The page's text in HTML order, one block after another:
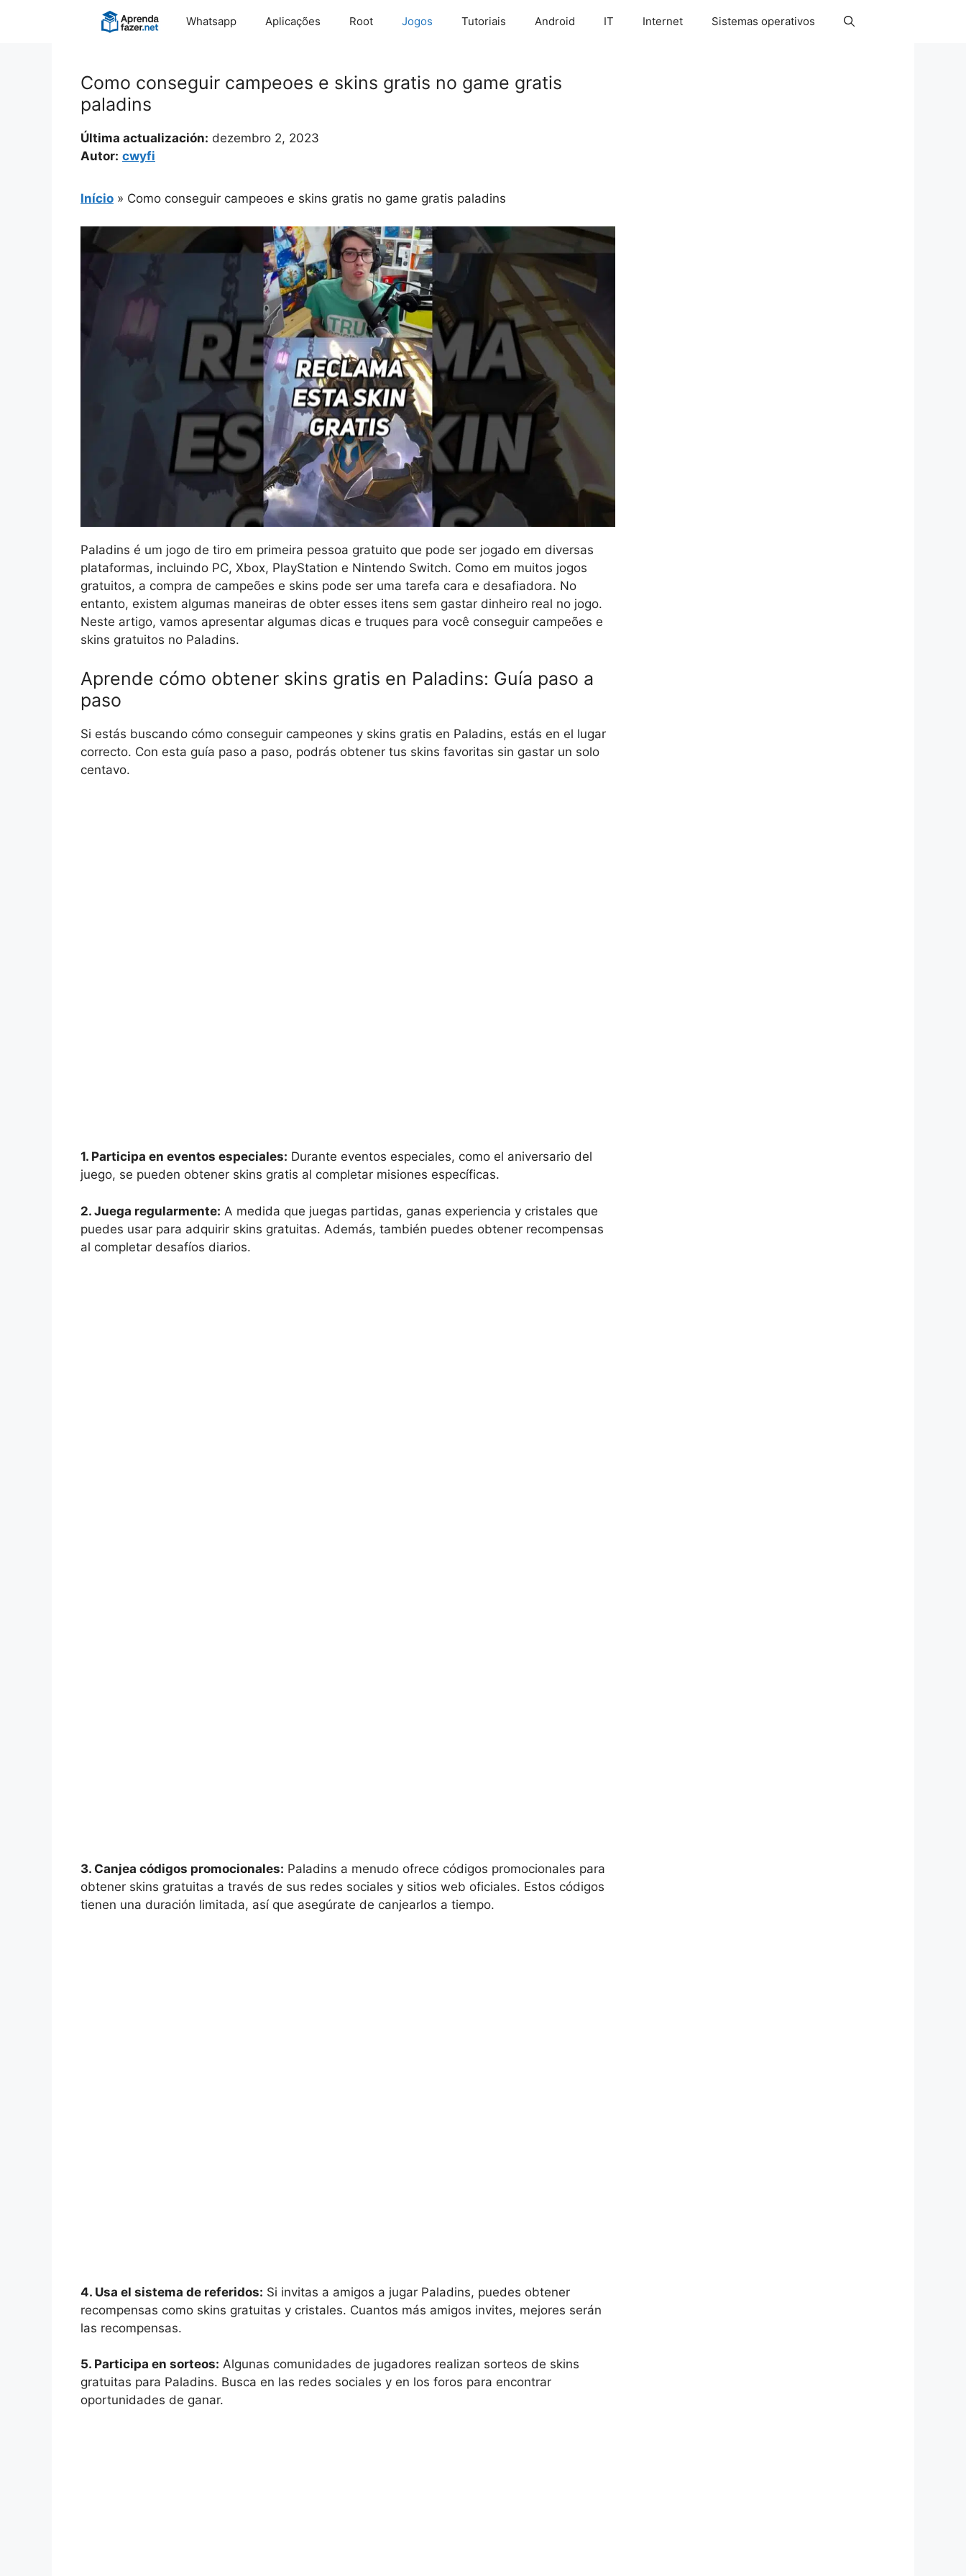
Whatsapp Aplicações Root Jogos Tutoriais Android IT Internet Sistemas operativos
Como conseguir campeoes e skins gratis no game gratis
paladins
Última actualización: dezembro 2, 2023
Autor: cwyfi
Início » Como conseguir campeoes e skins gratis no game gratis paladins
Paladins é um jogo de tiro em primeira pessoa gratuito que pode ser jogado em diversas
plataformas, incluindo PC, Xbox, PlayStation e Nintendo Switch. Como em muitos jogos
gratuitos, a compra de campeões e skins pode ser uma tarefa cara e desafiadora. No
entanto, existem algumas maneiras de obter esses itens sem gastar dinheiro real no jogo.
Neste artigo, vamos apresentar algumas dicas e truques para você conseguir campeões e
skins gratuitos no Paladins.
Aprende cómo obtener skins gratis en Paladins: Guía paso a
paso
Si estás buscando cómo conseguir campeones y skins gratis en Paladins, estás en el lugar
correcto. Con esta guía paso a paso, podrás obtener tus skins favoritas sin gastar un solo
centavo.
1. Participa en eventos especiales: Durante eventos especiales, como el aniversario del
juego, se pueden obtener skins gratis al completar misiones específicas.
2. Juega regularmente: A medida que juegas partidas, ganas experiencia y cristales que
puedes usar para adquirir skins gratuitas. Además, también puedes obtener recompensas
al completar desafíos diarios.
3. Canjea códigos promocionales: Paladins a menudo ofrece códigos promocionales para
obtener skins gratuitas a través de sus redes sociales y sitios web oficiales. Estos códigos
tienen una duración limitada, así que asegúrate de canjearlos a tiempo.
4. Usa el sistema de referidos: Si invitas a amigos a jugar Paladins, puedes obtener
recompensas como skins gratuitas y cristales. Cuantos más amigos invites, mejores serán
las recompensas.
5. Participa en sorteos: Algunas comunidades de jugadores realizan sorteos de skins
gratuitas para Paladins. Busca en las redes sociales y en los foros para encontrar
oportunidades de ganar.